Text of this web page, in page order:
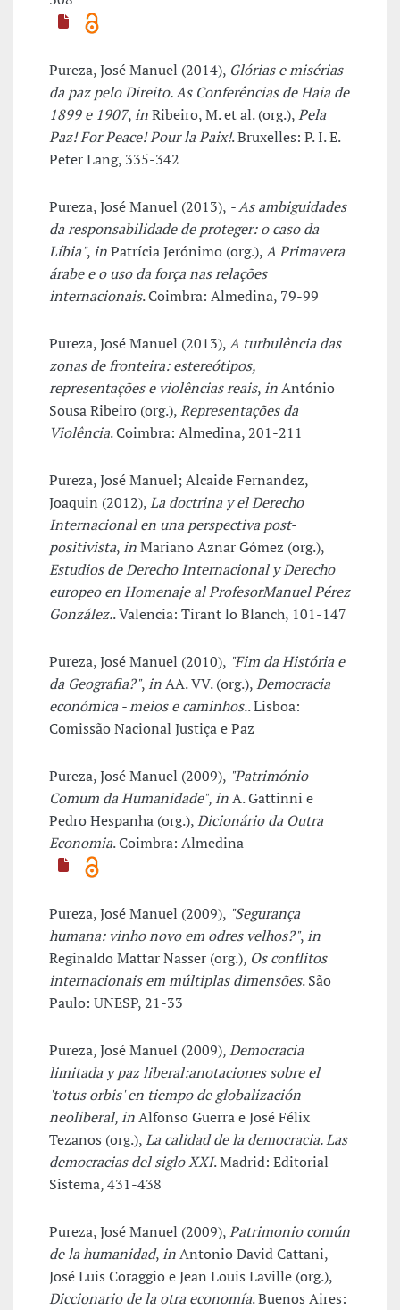
Pureza, José Manuel (2014), Glórias e misérias
da paz pelo Direito. As Conferências de Haia de
1899 e 1907,inRibeiro, M. et al. (org.),Pela
Paz! For Peace! Pour la Paix!. Bruxelles: P. I. E.
Peter Lang, 335-342
Pureza, José Manuel (2013), - As ambiguidades
da responsabilidade de proteger: o caso da
Líbia",inPatrícia Jerónimo (org.),A Primavera
árabe e o uso da força nas relações
internacionais. Coimbra: Almedina, 79-99
Pureza, José Manuel (2013),A turbulência das
zonas de fronteira: estereótipos,
representações e violências reais,inAntónio
Sousa Ribeiro (org.),Representações da
Violência. Coimbra: Almedina, 201-211
Pureza, José Manuel; Alcaide Fernandez,
Joaquin (2012),La doctrina y el Derecho
Internacional en una perspectiva post-
positivista,inMariano Aznar Gómez (org.),
Estudios de Derecho Internacional y Derecho
europeo en Homenaje al ProfesorManuel Pérez
González.. Valencia: Tirant lo Blanch, 101-147
Pureza, José Manuel (2010), "Fim da História e
da Geografia?",inAA. VV. (org.),Democracia
económica - meios e caminhos.. Lisboa:
Comissão Nacional Justiça e Paz
Pureza, José Manuel (2009), "Património
Comum da Humanidade",inA. Gattinni e
Pedro Hespanha (org.),Dicionário da Outra
Economia. Coimbra: Almedina
Pureza, José Manuel (2009), "Segurança
humana: vinho novo em odres velhos?",in
Reginaldo Mattar Nasser (org.), Os conflitos
internacionais em múltiplas dimensões. São
Paulo: UNESP, 21-33
Pureza, José Manuel (2009),Democracia
limitada y paz liberal:anotaciones sobre el
'totus orbis' en tiempo de globalización
neoliberal,inAlfonso Guerra e José Félix
Tezanos (org.),La calidad de la democracia. Las
democracias del siglo XXI. Madrid: Editorial
Sistema, 431-438
Pureza, José Manuel (2009),Patrimonio común
de la humanidad,inAntonio David Cattani,
José Luis Coraggio e Jean Louis Laville (org.),
Diccionario de la otra economía. Buenos Aires: